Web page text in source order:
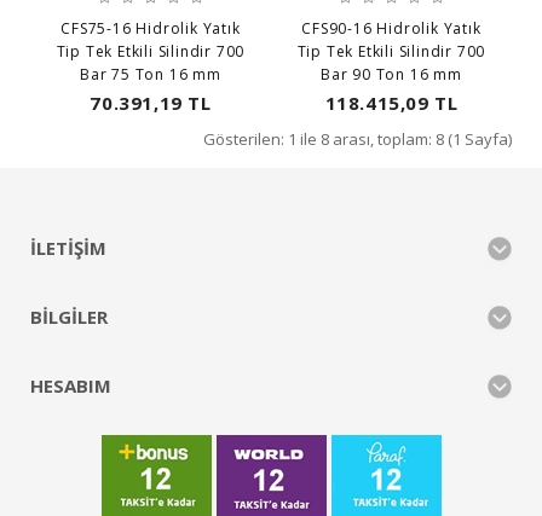
CFS75-16 Hidrolik Yatık
Tip Tek Etkili Silindir 700
Bar 75 Ton 16 mm
70.391,19 TL
CFS90-16 Hidrolik Yatık
Tip Tek Etkili Silindir 700
Bar 90 Ton 16 mm
118.415,09 TL
Gösterilen: 1 ile 8 arası, toplam: 8 (1 Sayfa)
İLETIŞIM
BILGILER
HESABIM